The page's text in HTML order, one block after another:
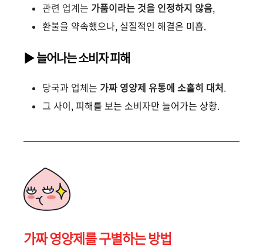
관련 업계는 가품이라는 것을 인정하지 않음,
환불을 약속했으나, 실질적인 해결은 미흡.
▶늘어나는 소비자 피해
당국과 업체는 가짜 영양제 유통에 소홀히 대처.
그 사이, 피해를 보는 소비자만 늘어가는 상황.
가짜 영양제를 구별하는 방법